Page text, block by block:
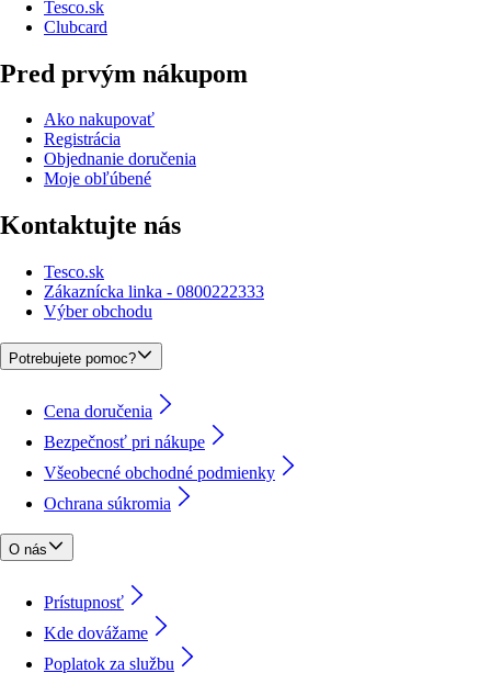
Tesco.sk
Clubcard
Pred prvým nákupom
Ako nakupovať
Registrácia
Objednanie doručenia
Moje obľúbené
Kontaktujte nás
Tesco.sk
Zákaznícka linka - 0800222333
Výber obchodu
Potrebujete pomoc?
Cena doručenia
Bezpečnosť pri nákupe
Všeobecné obchodné podmienky
Ochrana súkromia
O nás
Prístupnosť
Kde dovážame
Poplatok za službu